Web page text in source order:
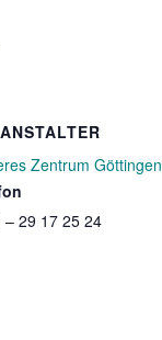
Zentrum Göttingen
– 29 17 25 24